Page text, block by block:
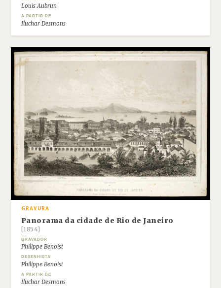
Louis Aubrun
A PARTIR DE
Iluchar Desmons
GRAVURA
Panorama da cidade de Rio de Janeiro
[1854]
GRAVADOR
Philippe Benoist
DESENHISTA
Philippe Benoist
A PARTIR DE
Iluchar Desmons